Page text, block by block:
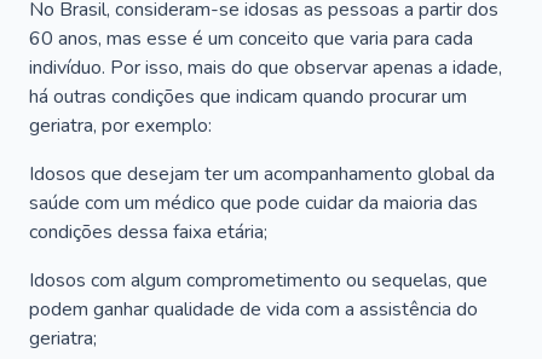
No Brasil, consideram-se idosas as pessoas a partir dos
60 anos, mas esse é um conceito que varia para cada
indivíduo. Por isso, mais do que observar apenas a idade,
há outras condições que indicam quando procurar um
geriatra, por exemplo:
Idosos que desejam ter um acompanhamento global da
saúde com um médico que pode cuidar da maioria das
condições dessa faixa etária;
Idosos com algum comprometimento ou sequelas, que
podem ganhar qualidade de vida com a assistência do
geriatra;